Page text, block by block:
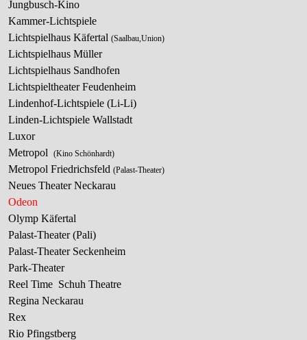
Jungbusch-Kino
Kammer-Lichtspiele
Lichtspielhaus Käfertal (Saalbau,Union)
Lichtspielhaus Müller
Lichtspielhaus Sandhofen
Lichtspieltheater Feudenheim
Lindenhof-Lichtspiele (Li-Li)
Linden-Lichtspiele Wallstadt
Luxor
Metropol
(Kino Schönhardt)
Metropol Friedrichsfeld (Palast-Theater)
Neues Theater Neckarau
Odeon
Olymp Käfertal
Palast-Theater
Palast-Theater Seckenheim
Park-Theater
Reel Time Schuh Theatre
Regina Neckarau
Rex
Rio Pfingstberg